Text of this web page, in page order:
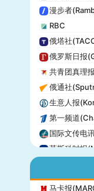
漫步者
RBC
俄塔社
俄罗斯日报
共青团真理
俄通社
生意人报
第一频道
国际文传电
莫斯科时报
马卡报